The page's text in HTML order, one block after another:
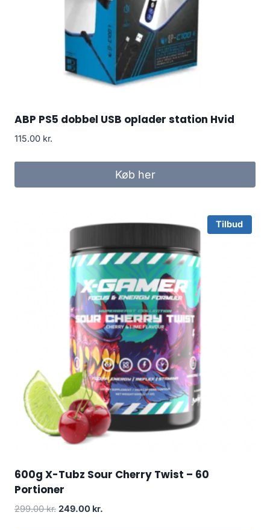
ABP PS5 dobbel USB oplader station Hvid
115.00 kr.
Køb her
Tilbud
600g X-Tubz Sour Cherry Twist – 60
Portioner
299.00kr. Original
249.00 kr.